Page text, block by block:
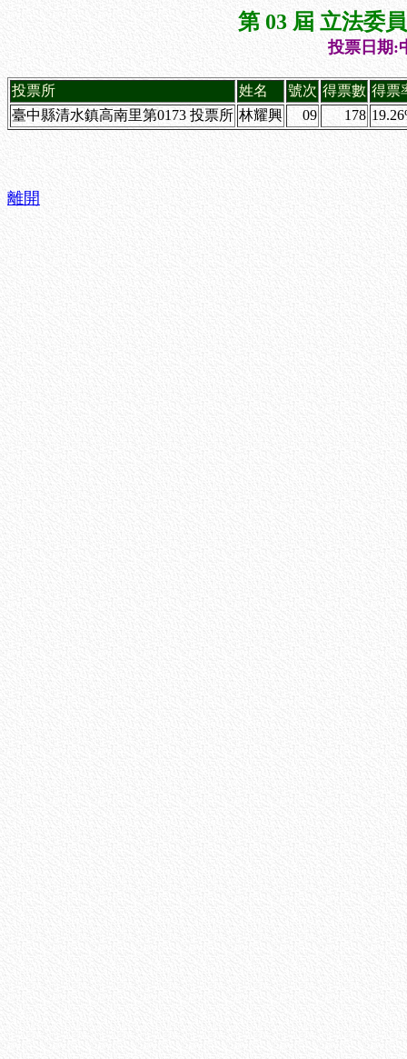
第 03 屆 立法委
投票日期:
投票所 姓名 號次 得票數 得票
臺中縣清水鎮高南里第0173 投票所 林耀興 09 178
離開